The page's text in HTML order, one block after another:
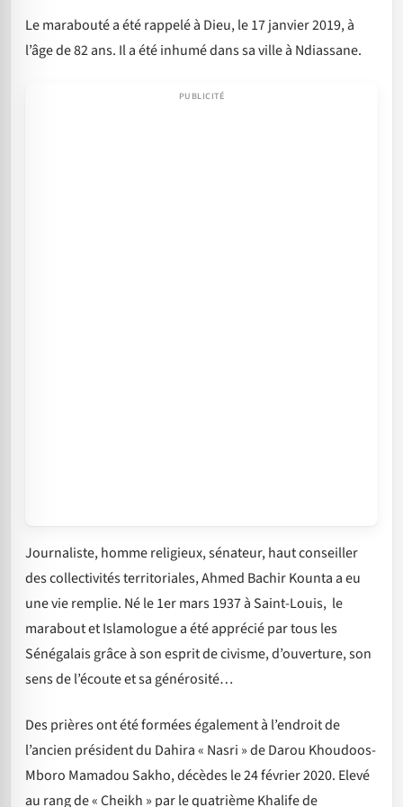
Le marabouté a été rappelé à Dieu, le 17 janvier 2019, à
l’âge de 82 ans. Il a été inhumé dans sa ville à Ndiassane.
Journaliste, homme religieux, sénateur, haut conseiller
des collectivités territoriales, Ahmed Bachir Kounta a eu
une vie remplie. Né le 1er mars 1937 à Saint-Louis, le
marabout et Islamologue a été apprécié par tous les
Sénégalais grâce à son esprit de civisme, d’ouverture, son
sens de l’écoute et sa générosité…
Des prières ont été formées également à l’endroit de
l’ancien président du Dahira « Nasri » de Darou Khoudoos-
Mboro Mamadou Sakho, décèdes le 24 février 2020. Elevé
au rang de « Cheikh » par le quatrième Khalife de